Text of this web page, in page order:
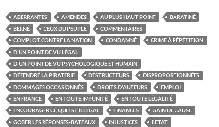
ABERRANTES AMENDES AU PLUS HAUT POINT
BARATINÉ
BERNÉ
CEUX DU PEUPLE
COMMENTAIRES
COMPLOT CONTRE LA NATION
CONDAMNÉ
CRIME À RÉPÉTITION
D'UN POINT DE VU LÉGAL
D'UN POINT DE VU PSYCHOLOGIQUE ET HUMAIN
DÉFENDRE LA PIRATERIE
DESTRUCTEURS
DISPROPORTIONNÉES
DOMMAGES OCCASIONNÉS
DROITS D'AUTEURS
EMPLOI
EN FRANCE
EN TOUTE IMPUNITÉ
EN TOUTE LÉGALITÉ
ENCOURAGER CE QUI EST ILLÉGAL
FINANCES
GAIN DE CAUSE
GOBER LES RÉPONSES-BATEAUX
INJUSTICES
L'ETAT